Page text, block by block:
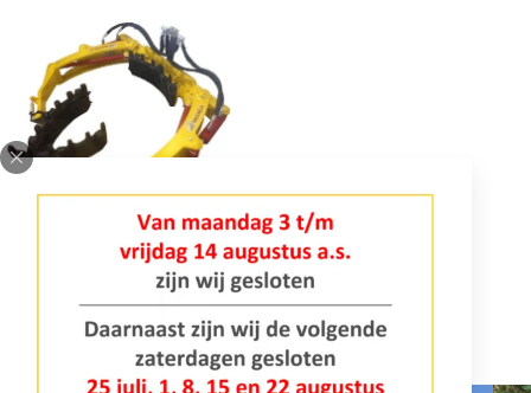
INFORMATIE AANVRAGEN